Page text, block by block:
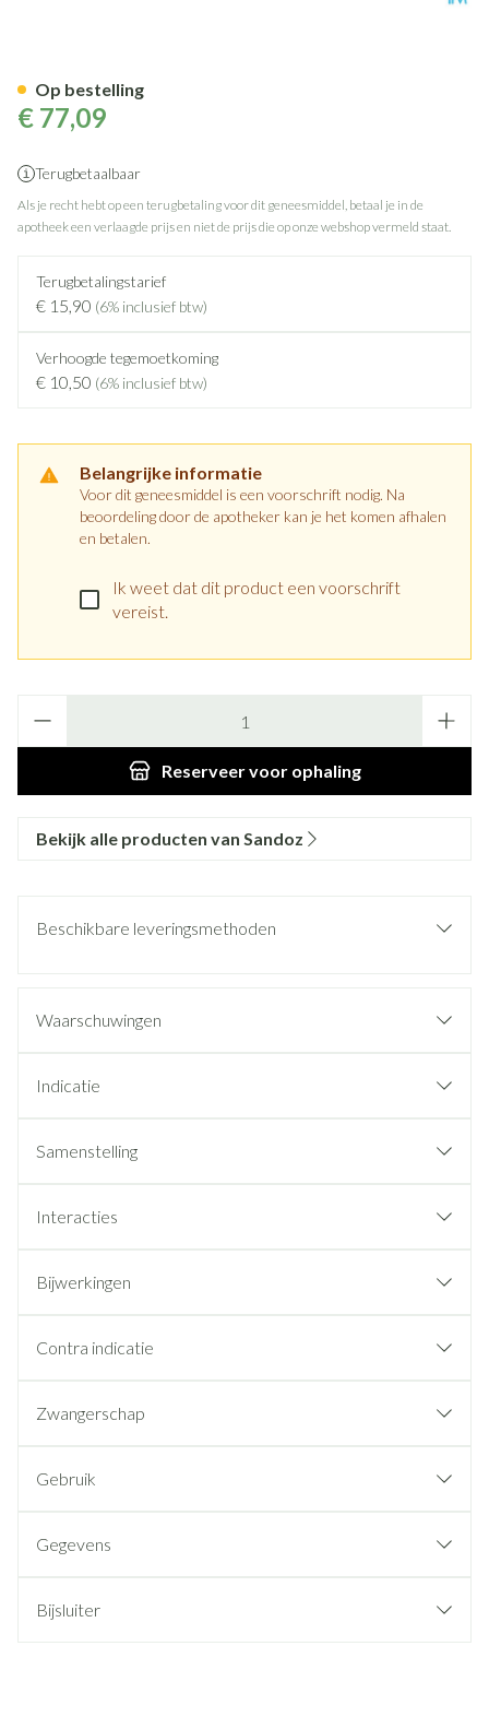
€ 77,09
Terugbetaalbaar
Als je recht hebt op een terugbetaling voor dit geneesmiddel, betaal je in de
apotheek een verlaagde prijs en niet de prijs die op onze webshop vermeld staat.
Terugbetalingstarief
€ 15,90 (6% inclusief btw)
Verhoogde tegemoetkoming
€ 10,50 (6% inclusief btw)
Belangrijke informatie
Voor dit geneesmiddel is een voorschrift nodig. Na
beoordeling door de apotheker kan je het komen afhalen
en betalen.
Ik weet dat dit product een voorschrift
vereist.
Reserveervoor ophaling
Op bestelling
Bekijk alle producten van Sandoz
Beschikbare leveringsmethoden
Waarschuwingen
Indicatie
Samenstelling
Interacties
Bijwerkingen
Contra indicatie
Zwangerschap
Gebruik
Gegevens
Bijsluiter